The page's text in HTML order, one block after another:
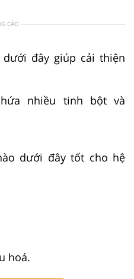
CÁO
đây giúp cải thiện
nhiều tinh bột và
dưới đây tốt cho hệ
hoá.